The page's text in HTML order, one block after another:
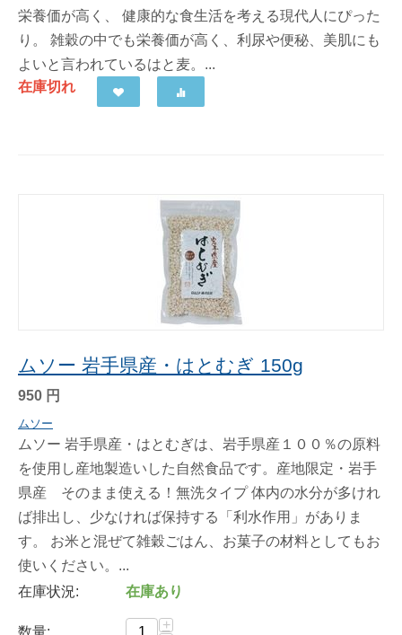
栄養価が高く、 健康的な食生活を考える現代人にぴった
り。 雑穀の中でも栄養価が高く、利尿や便秘、美肌にも
よいと言われているはと麦。...
在庫切れ
ムソー 岩手県産・はとむぎ 150g
950 円
ムソー
ムソー 岩手県産・はとむぎは、岩手県産１００％の原料
を使用し産地製造いした自然食品です。産地限定・岩手
県産 そのまま使える！無洗タイプ 体内の水分が多けれ
ば排出し、少なければ保持する「利水作用」がありま
す。 お米と混ぜて雑穀ごはん、お菓子の材料としてもお
使いください。...
在庫状況:
在庫あり
数量:
+